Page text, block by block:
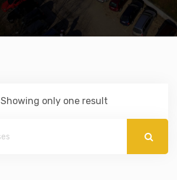
Showing only one result